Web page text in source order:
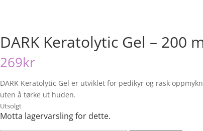
DARK Keratolytic Gel – 200
269kr
DARK Keratolytic Gel er utviklet for pedikyr og rask
uten å tørke ut huden.
Utsolgt
Motta lagervarsling for dette.